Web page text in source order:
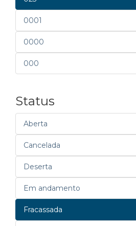
0001
0000
000
Status
Aberta
Cancelada
Deserta
Em andamento
Fracassada